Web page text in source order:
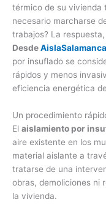
térmico de su vivienda
necesario marcharse
trabajos? La
DesdeAislaSalamanca
por insuflado se
rápidos y menos
eficiencia energética
Un procedimiento
El aislamiento por
aire existente en los
material aislante a
tratarse de una
obras, demoliciones ni
la vivienda.